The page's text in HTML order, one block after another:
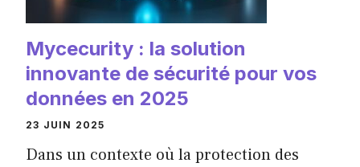
Mycecurity : la solution
innovante de sécurité pour vos
données en 2025
23 JUIN 2025
Dans un contexte où la protection des